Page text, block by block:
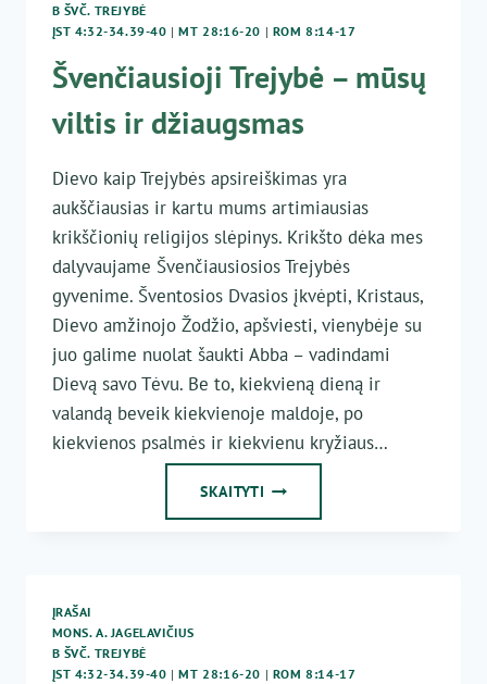
B ŠVČ. TREJYBĖ
ĮST 4:32-34.39-40 |MT 28:16-20 | ROM 8:14-17
Švenčiausioji Trejybė – mūsų
viltis ir džiaugsmas
Dievo kaip Trejybės apsireiškimas yra
aukščiausias ir kartu mums artimiausias
krikščionių religijos slėpinys. Krikšto dėka mes
dalyvaujame Švenčiausiosios Trejybės
gyvenime. Šventosios Dvasios įkvėpti, Kristaus,
Dievo amžinojo Žodžio, apšviesti, vienybėje su
juo galime nuolat šaukti Abba – vadindami
Dievą savo Tėvu. Be to, kiekvieną dieną ir
valandą beveik kiekvienoje maldoje, po
kiekvienos psalmės ir kiekvienu kryžiaus…
SKAITYTI ŠVENČIAUSIOJI
ĮRAŠAI
MONS. A. JAGELAVIČIUS
B ŠVČ. TREJYBĖ
ĮST 4:32-34.39-40 |MT 28:16-20 | ROM 8:14-17